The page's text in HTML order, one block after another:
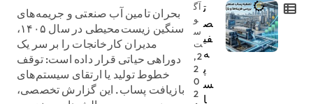
ت
ص
فی
ه
پ
س
ا
آگ
و
س
ت
2,
2
0
2
بحران تامین آب صنعتی و جریمه‌های
سنگین زیست‌محیطی در سال ۱۴۰۵،
مدیران کارخانجات را بر سر یک
دوراهی حیاتی قرار داده است: توقف
خطوط تولید یا ارتقای سیستم‌های
بازیافت پساب. این گزارش تخصصی،